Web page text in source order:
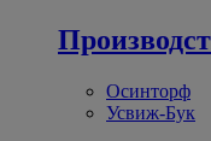
Осинторф
Усвиж-Бук